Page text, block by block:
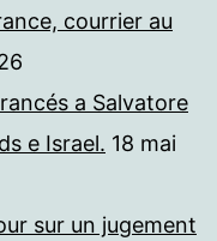
courrier au
a Salvatore
e Israel. 18 mai
sur un jugement